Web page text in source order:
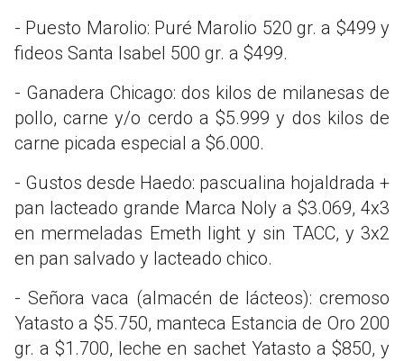
- Puesto Marolio: Puré Marolio 520 gr. a $499 y
fideos Santa Isabel 500 gr. a $499.
- Ganadera Chicago: dos kilos de milanesas de
pollo, carne y/o cerdo a $5.999 y dos kilos de
carne picada especial a $6.000.
- Gustos desde Haedo: pascualina hojaldrada +
pan lacteado grande Marca Noly a $3.069, 4x3
en mermeladas Emeth light y sin TACC, y 3x2
en pan salvado y lacteado chico.
- Señora vaca (almacén de lácteos): cremoso
Yatasto a $5.750, manteca Estancia de Oro 200
gr. a $1.700, leche en sachet Yatasto a $850, y